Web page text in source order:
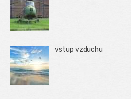
vstup vzduchu